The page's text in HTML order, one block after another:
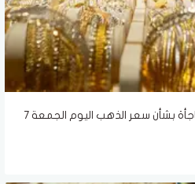
عيار 21 أقل من 6000 جنيه.. مفاجأة بشأن سعر الذهب اليوم الجمعة 7